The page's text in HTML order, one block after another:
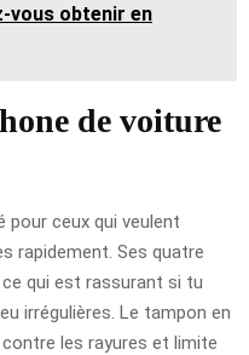
vous obtenir en
de voiture
pour ceux qui veulent
rapidement. Ses quatre
qui est rassurant si tu
irrégulières. Le tampon en
les rayures et limite